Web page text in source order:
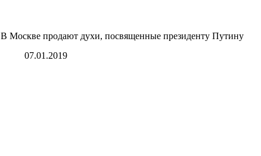
В Москве продают духи, посвященные президенту Путину
07.01.2019